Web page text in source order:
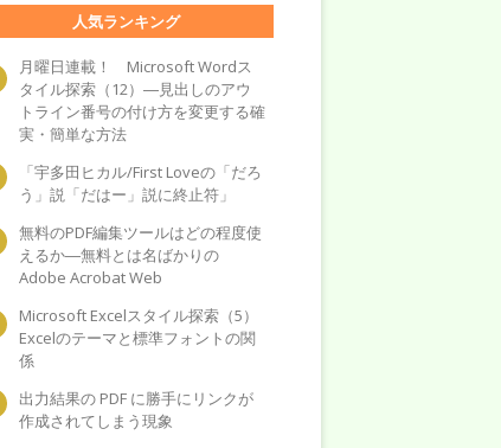
人気ランキング
月曜日連載！ Microsoft Wordス
タイル探索（12）―見出しのアウ
トライン番号の付け方を変更する確
実・簡単な方法
「宇多田ヒカル/First Loveの「だろ
う」説「だはー」説に終止符」
無料のPDF編集ツールはどの程度使
えるか―無料とは名ばかりの
Adobe Acrobat Web
Microsoft Excelスタイル探索（5）
Excelのテーマと標準フォントの関
係
出力結果の PDF に勝手にリンクが
作成されてしまう現象